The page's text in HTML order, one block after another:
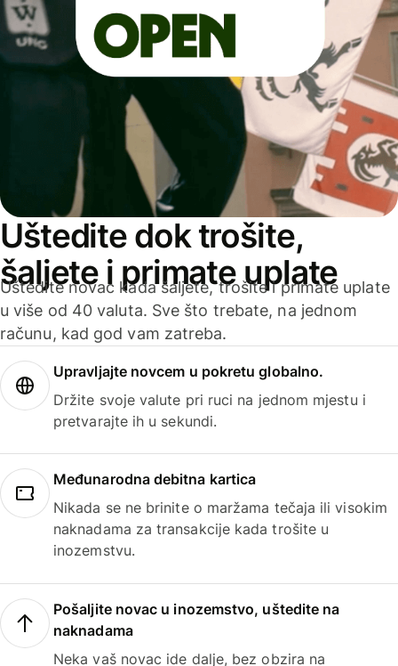
Uštedite dok trošite,
šaljete i primate uplate
Uštedite novac kada šaljete, trošite i primate uplate
u više od 40 valuta. Sve što trebate, na jednom
računu, kad god vam zatreba.
Upravljajte novcem u pokretu globalno.
Držite svoje valute pri ruci na jednom mjestu i
pretvarajte ih u sekundi.
Međunarodna debitna kartica
Nikada se ne brinite o maržama tečaja ili visokim
naknadama za transakcije kada trošite u
inozemstvu.
Pošaljite novac u inozemstvo, uštedite na
naknadama
Neka vaš novac ide dalje, bez obzira na